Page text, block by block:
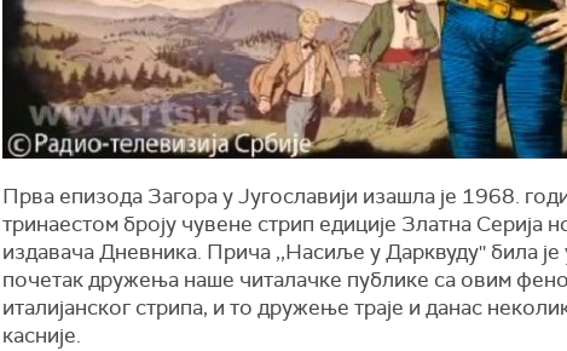
Прва епизода Загора у Југославији изашла је 1968.
тринаестом броју чувене стрип едиције Златна Серија
издавача Дневника. Прича ,,Насиље у Дарквуду'' била је
почетак дружења наше читалачке публике са овим
италијанског стрипа, и то дружење траје и данас
касније.